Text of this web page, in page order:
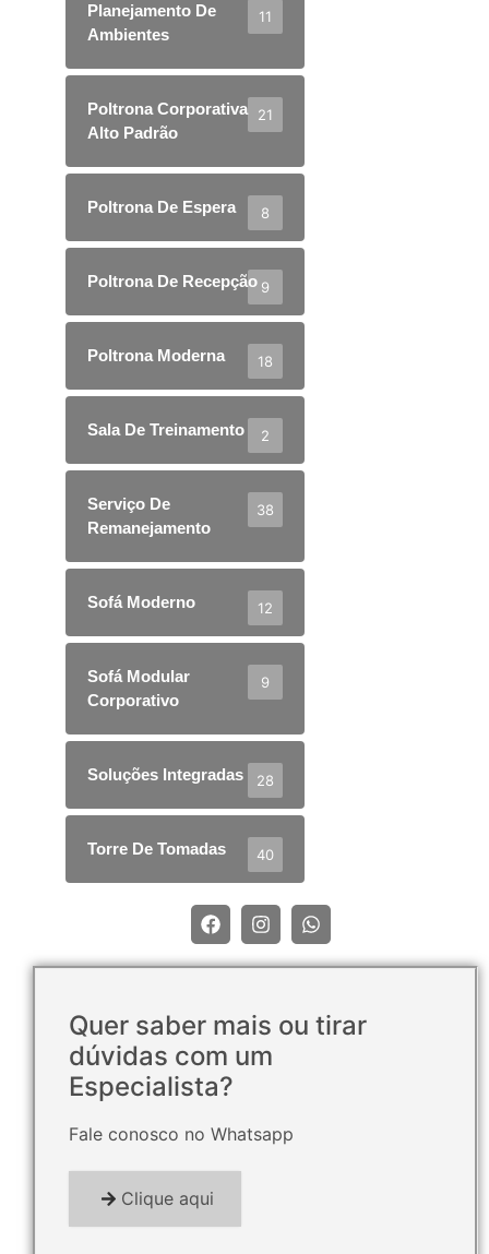
Planejamento De
Ambientes
11
Poltrona Corporativa
Alto Padrão
21
Poltrona De Espera 8
Poltrona De Recepção 9
Poltrona Moderna 18
Sala De Treinamento 2
Serviço De
Remanejamento
38
Sofá Moderno 12
Sofá Modular
Corporativo
9
Soluções Integradas 28
Torre De Tomadas 40
Quer saber mais ou tirar
dúvidas com um
Especialista?
Fale conosco no Whatsapp
Clique aqui